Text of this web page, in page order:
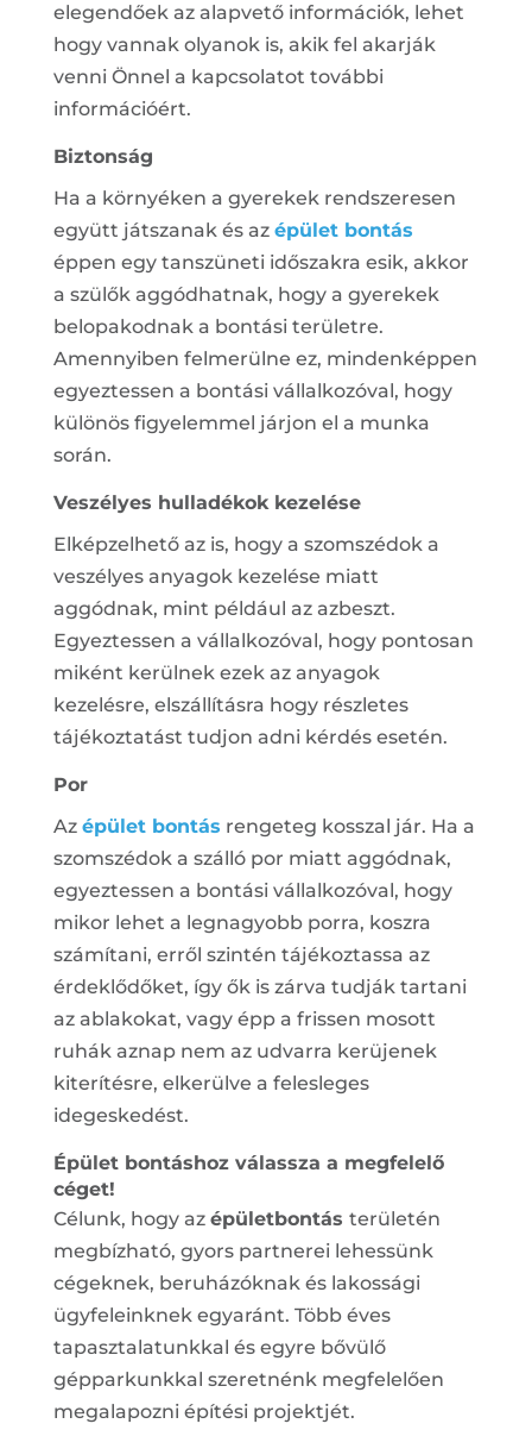
elegendőek az alapvető információk, lehet
hogy vannak olyanok is, akik fel akarják
venni Önnel a kapcsolatot további
információért.
Biztonság
Ha a környéken a gyerekek rendszeresen
együtt játszanak és az épület bontás
éppen egy tanszüneti időszakra esik, akkor
a szülők aggódhatnak, hogy a gyerekek
belopakodnak a bontási területre.
Amennyiben felmerülne ez, mindenképpen
egyeztessen a bontási vállalkozóval, hogy
különös figyelemmel járjon el a munka
során.
Veszélyes hulladékok kezelése
Elképzelhető az is, hogy a szomszédok a
veszélyes anyagok kezelése miatt
aggódnak, mint például az azbeszt.
Egyeztessen a vállalkozóval, hogy pontosan
miként kerülnek ezek az anyagok
kezelésre, elszállításra hogy részletes
tájékoztatást tudjon adni kérdés esetén.
Por
Az épület bontás rengeteg kosszal jár. Ha a
szomszédok a szálló por miatt aggódnak,
egyeztessen a bontási vállalkozóval, hogy
mikor lehet a legnagyobb porra, koszra
számítani, erről szintén tájékoztassa az
érdeklődőket, így ők is zárva tudják tartani
az ablakokat, vagy épp a frissen mosott
ruhák aznap nem az udvarra kerüjenek
kiterítésre, elkerülve a felesleges
idegeskedést.
Épület bontáshoz válassza a megfelelő
céget!
Célunk, hogy az épületbontás területén
megbízható, gyors partnerei lehessünk
cégeknek, beruházóknak és lakossági
ügyfeleinknek egyaránt. Több éves
tapasztalatunkkal és egyre bővülő
gépparkunkkal szeretnénk megfelelően
megalapozni építési projektjét.